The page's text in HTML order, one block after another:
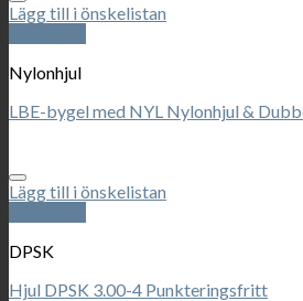
Lägg till i önskelistan
Nylonhjul
LBE-bygel med NYL Nylonhjul &
Lägg till i önskelistan
DPSK
Hjul DPSK 3.00-4 Punkteringsfritt